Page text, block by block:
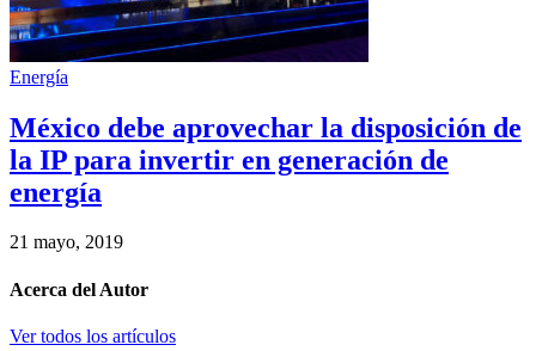
Energía
México debe aprovechar la disposición de
la IP para invertir en generación de
energía
21 mayo, 2019
Acerca del Autor
Ver todos los artículos